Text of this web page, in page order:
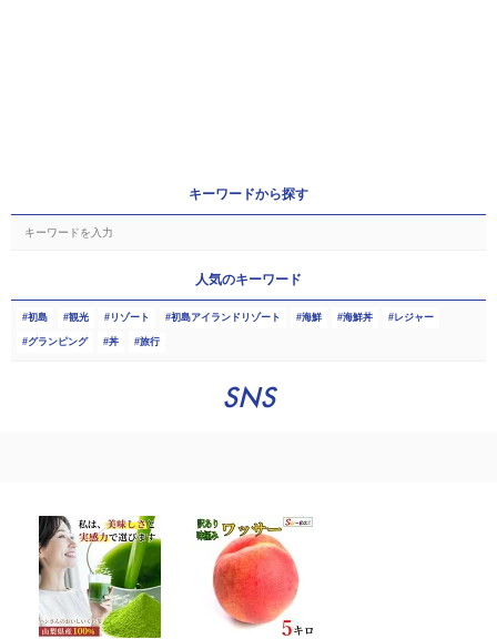
キーワードから探す
人気のキーワード
初島 観光 リゾート 初島アイランドリゾート 海鮮 海鮮丼 レジャー
グランピング 丼 旅行
SNS